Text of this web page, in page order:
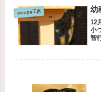
屋
で
家
wooga工房 幼
12
小
智